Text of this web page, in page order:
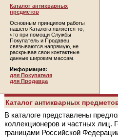
Каталог антикварных
предметов
Основным принципом работы
нашего Каталога является то,
что при помощи Службы
Покупатель и Продавец
связываются напрямую, не
раскрывая свои контактные
данные широким массам.
Информация:
для Покупателя
для Продавца
Каталог антикварных
В каталоге представлены
коллекционеров и частных лиц.
границами Российской